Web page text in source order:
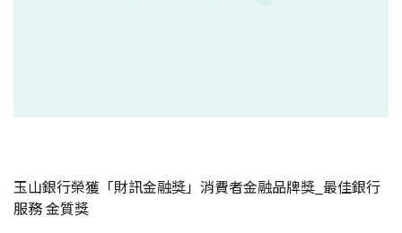
玉山銀行榮獲「財訊金融獎」消費者金融品牌獎_最佳銀行
服務 金質獎